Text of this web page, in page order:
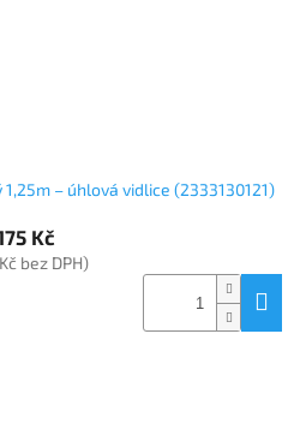
– úhlová vidlice (2333130121)
Kč
bez DPH)